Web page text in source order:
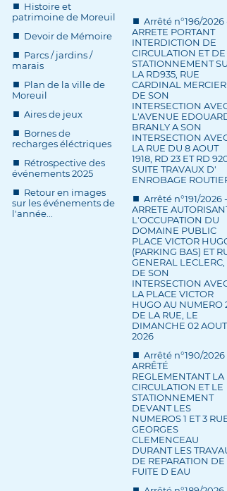
Histoire et
patrimoine de Moreuil
Devoir de Mémoire
Parcs / jardins /
marais
Plan de la ville de
Moreuil
Aires de jeux
Bornes de
recharges éléctriques
Rétrospective des
événements 2025
Retour en images
sur les événements de
l'année...
Arrêté n°196/2026
ARRETE PORTANT
INTERDICTION DE
CIRCULATION ET DE
STATIONNEMENT
LA RD935, RUE
CARDINAL MERCIER
DE SON
INTERSECTION
L'AVENUE
BRANLY A SON
INTERSECTION
LA RUE DU 8 AOUT
1918, RD 23 ET RD
SUITE TRAVAUX D'
ENROBAGE
Arrêté n°191/2026 -
ARRETE
L'OCCUPATION DU
DOMAINE PUBLIC
PLACE VICTOR
(PARKING BAS) ET
GENERAL LECLERC,
DE SON
INTERSECTION
LA PLACE VICTOR
HUGO AU NUMERO
DE LA RUE, LE
DIMANCHE 02 AOUT
2026
Arrêté n°190/2026
ARRÊTÉ
REGLEMENTANT LA
CIRCULATION ET LE
STATIONNEMENT
DEVANT LES
NUMEROS 1 ET 3
GEORGES
CLEMENCEAU
DURANT LES
DE REPARATION DE
FUITE D EAU